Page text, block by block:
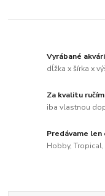
Vyrábané
dĺžka x šírka x
Za kvalitu
iba vlastnou
Predávame len
Hobby,